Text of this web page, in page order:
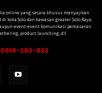
online yang secara khusus menyajikan
kota Solo dan kawasan greater Solo Raya;
event-event komunikasi pemasaran
product launching, dll.
0818-263-823